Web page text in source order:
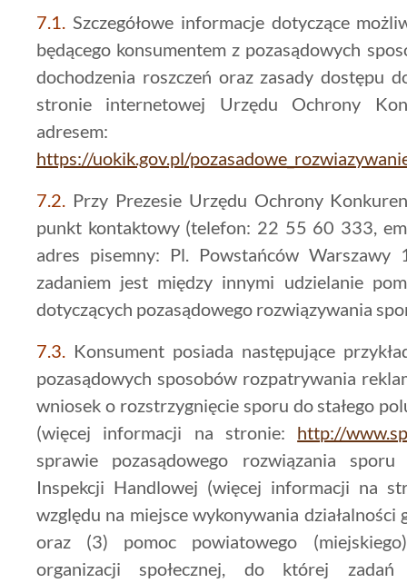
7.1.
Szczegółowe informacje dotyczące
będącego konsumentem z pozasądowych
dochodzenia roszczeń oraz zasady dostępu
stronie internetowej Urzędu Ochrony
adresem:
https://uokik.gov.pl/
7.2.
Przy Prezesie Urzędu Ochrony
punkt kontaktowy (telefon: 22 55 60 333,
adres pisemny: Pl. Powstańców
zadaniem jest między innymi udzielanie
dotyczących pozasądowego rozwiązywania
7.3.
Konsument posiada następujące
pozasądowych sposobów rozpatrywania
wniosek o rozstrzygnięcie sporu do stałego
(więcej informacji na stronie: http://
sprawie pozasądowego rozwiązania
Inspekcji Handlowej (więcej informacji na
względu na miejsce wykonywania działalności
oraz (3) pomoc powiatowego
organizacji społecznej, do której